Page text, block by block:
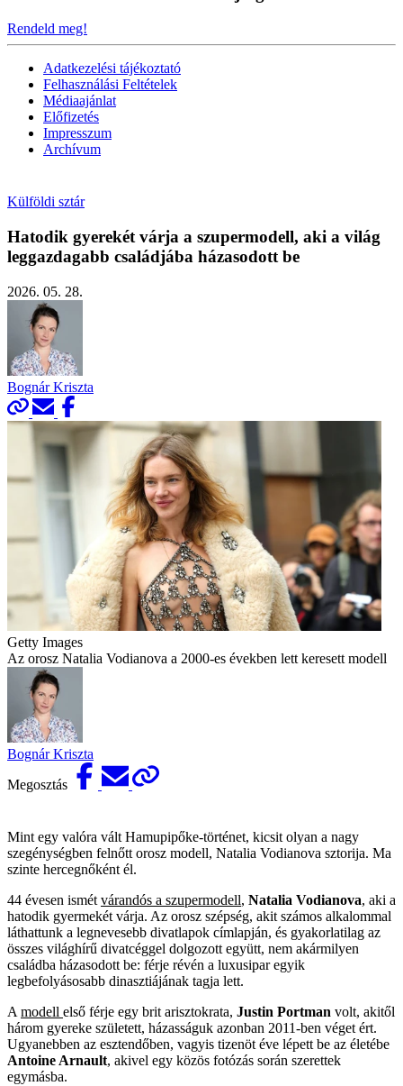
Rendeld meg!
Adatkezelési tájékoztató
Felhasználási Feltételek
Médiaajánlat
Előfizetés
Impresszum
Archívum
Külföldi sztár
Hatodik gyerekét várja a szupermodell, aki a világ
leggazdagabb családjába házasodott be
2026. 05. 28.
Bognár Kriszta
Getty Images
Az orosz Natalia Vodianova a 2000-es években lett keresett modell
Bognár Kriszta
Megosztás
Mint egy valóra vált Hamupipőke-történet, kicsit olyan a nagy
szegénységben felnőtt orosz modell, Natalia Vodianova sztorija. Ma
szinte hercegnőként él.
44 évesen ismét várandós a szupermodell, Natalia Vodianova, aki a
hatodik gyermekét várja. Az orosz szépség, akit számos alkalommal
láthattunk a legnevesebb divatlapok címlapján, és gyakorlatilag az
összes világhírű divatcéggel dolgozott együtt, nem akármilyen
családba házasodott be: férje révén a luxusipar egyik
legbefolyásosabb dinasztiájának tagja lett.
A modell első férje egy brit arisztokrata, Justin Portman volt, akitől
három gyereke született, házasságuk azonban 2011-ben véget ért.
Ugyanebben az esztendőben, vagyis tizenöt éve lépett be az életébe
Antoine Arnault, akivel egy közös fotózás során szerettek
egymásba.